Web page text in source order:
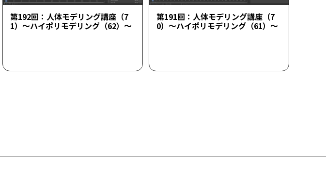
第192回：人体モデリング講座（7
1）～ハイポリモデリング（62）～
第191回：人体モデリング講座（7
0）～ハイポリモデリング（61）～